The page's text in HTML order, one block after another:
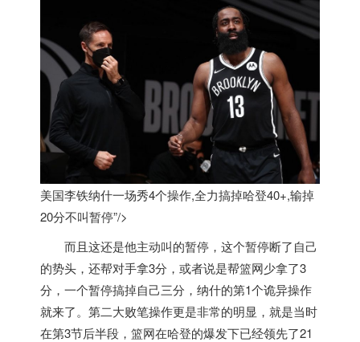
美国李铁纳什一场秀4个操作,全力搞掉哈登40+,输掉
20分不叫暂停”/>
而且这还是他主动叫的暂停，这个暂停断了自己
的势头，还帮对手拿3分，或者说是帮篮网少拿了3
分，一个暂停搞掉自己三分，纳什的第1个诡异操作
就来了。第二大败笔操作更是非常的明显，就是当时
在第3节后半段，篮网在哈登的爆发下已经领先了21